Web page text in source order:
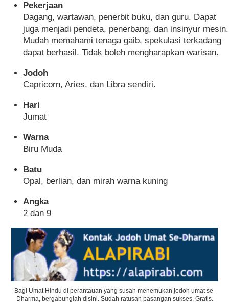
Pekerjaan
Dagang, wartawan, penerbit buku, dan guru. Dapat
juga menjadi pendeta, penerbang, dan insinyur mesin.
Mudah memahami tenaga gaib, spekulasi terkadang
dapat berhasil. Tidak boleh mengharapkan warisan.
Jodoh
Capricorn, Aries, dan Libra sendiri.
Hari
Jumat
Warna
Biru Muda
Batu
Opal, berlian, dan mirah warna kuning
Angka
2 dan 9
Bagi Umat Hindu di perantauan yang susah menemukan jodoh umat se-
Dharma, bergabunglah disini. Sudah ratusan pasangan sukses, Gratis.